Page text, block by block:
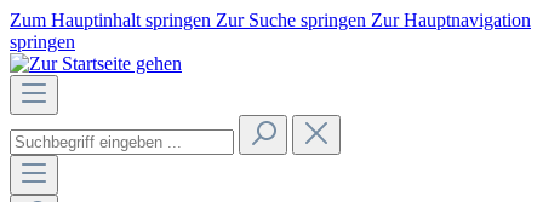
Zum Hauptinhalt springen Zur Suche springen Zur Hauptnavigation
springen